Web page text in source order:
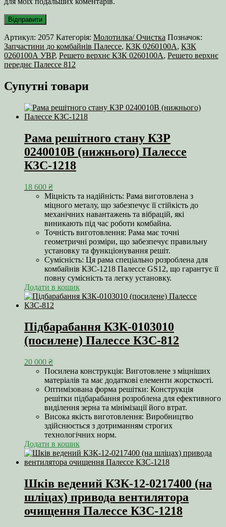
Артикул: 2057 Категорія: Молотилка/ Очистка Позначок:
Запчастини до комбайнів Палессе, КЗК 0260100А, КЗК
0260100А УВР, Решето верхнє КЗК 0260100А, Решето верхнє
переднє Палессе 812
Супутні товари
Рама решітного стану КЗР
0240010В (нижнього) Палессе
КЗС-1218
18 600 ₴
Міцність та надійність: Рама виготовлена з
міцного металу, що забезпечує її стійкість до
механічних навантажень та вібрацій, які
виникають під час роботи комбайна.
Точність виготовлення: Рама має точні
геометричні розміри, що забезпечує правильну
установку та функціонування решіт.
Сумісність: Ця рама спеціально розроблена для
комбайнів КЗС-1218 Палессе GS12, що гарантує її
повну сумісність та легку установку.
Додати в кошик
Підбарабання КЗК-0103010
(посилене) Палессе КЗС-812
20 000 ₴
Посилена конструкція: Виготовлене з міцніших
матеріалів та має додаткові елементи жорсткості.
Оптимізована форма решітки: Конструкція
решітки підбарабання розроблена для ефективного
виділення зерна та мінімізації його втрат.
Висока якість виготовлення: Виробництво
здійснюється з дотриманням строгих
технологічних норм.
Додати в кошик
Шків ведений КЗК-12-0217400 (на
шліцах) привода вентилятора
очищення Палессе КЗС-1218